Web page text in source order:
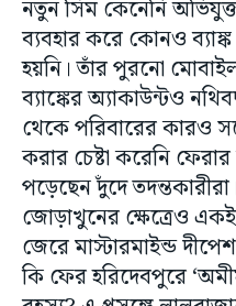
নতুন সিম কেনেনি
ব্যবহার করে কোনও
হয়নি। তাঁর পুরনো
ব্যাঙ্কের অ্যাকাউন্টও
থেকে পরিবারের কারও
করার চেষ্টা করেনি
পড়েছেন দুঁদে
জোড়াখুনের ক্ষেত্রেও
জেরে মাস্টারমাইন্ড
কি ফের হরিদেবপুরে